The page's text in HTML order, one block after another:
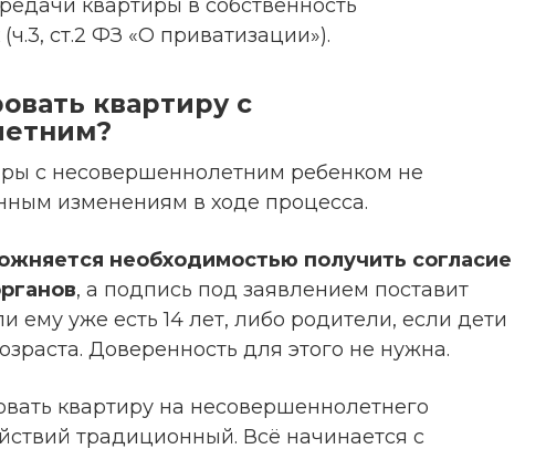
квартиры в собственность
ст.2 ФЗ «О приватизации»).
квартиру с
с несовершеннолетним ребенком не
изменениям в ходе процесса.
необходимостью получить согласие
, а подпись под заявлением поставит
ему уже есть 14 лет, либо родители, если дети
Доверенность для этого не нужна.
квартиру на несовершеннолетнего
традиционный. Всё начинается с